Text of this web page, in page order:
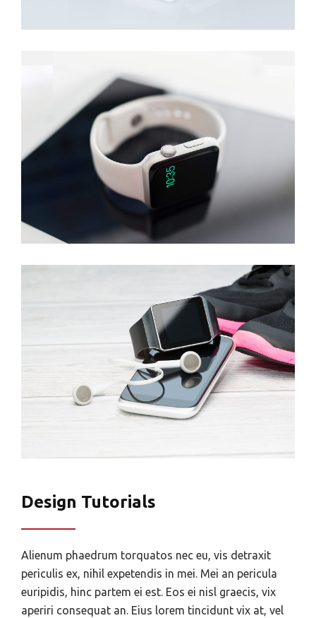
Design Tutorials
Alienum phaedrum torquatos nec eu, vis detraxit
periculis ex, nihil expetendis in mei. Mei an pericula
euripidis, hinc partem ei est. Eos ei nisl graecis, vix
aperiri consequat an. Eius lorem tincidunt vix at, vel